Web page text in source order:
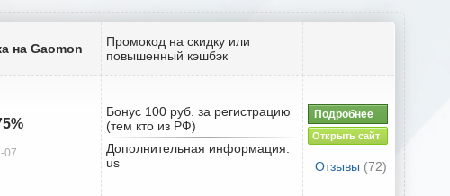
на Gaomon
Промокод на скидку или
повышенный кэшбэк
07
Бонус 100 руб. за регистрацию
(тем кто из РФ)
Дополнительная информация:
us
Подробнее
Открыть сайт
Отзывы (72)